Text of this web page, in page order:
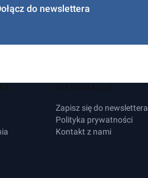
do newslettera
Zapisz się do newslettera
Polityka prywatności
Kontakt z nami